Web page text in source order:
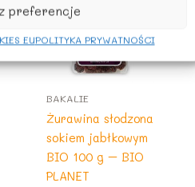
preferencje
EUPOLITYKA PRYWATNOŚCI
BAKALIE
Żurawina słodzona
sokiem jabłkowym
BIO 100 g – BIO
PLANET